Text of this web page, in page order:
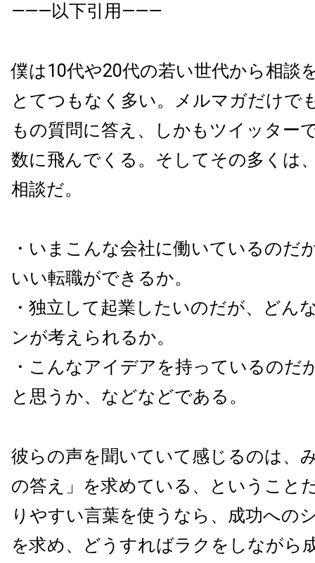
———以下引用———
僕は10代や20代の若い世代から相談
とてつもな く多い。メルマガだけで
もの質問に答え、
しかもツイッター
数に飛んでくる。 そしてその多くは
相談だ。
・いまこんな会社に働いているのだ
いい転職ができるか。
・独立して起業したいのだが、
どん
ンが考えられるか。
・こんなアイデアを持っているのだ
と思うか、 などなどである。
彼らの声を聞いていて感じるのは、
の答え」
を求めている、ということ
りやすい言葉を使うなら、 成功への
を求め、
どうすればラクをしながら